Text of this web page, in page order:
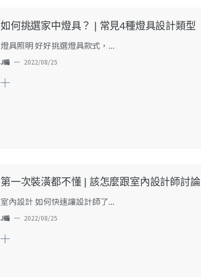
如何挑選家中燈具？ | 常見4種燈具設計類型
燈具照明 好好挑選燈具款式，...
J編 — 2022/08/25
第一次裝潢都不懂 | 該怎麼跟室內設計師討論
室內設計 如何快速讓設計師了...
J編 — 2022/08/25